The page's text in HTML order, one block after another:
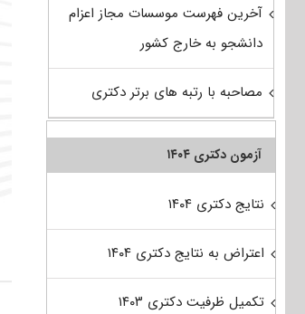
آخرین فهرست موسسات مجاز اعزام
دانشجو به خارج کشور
مصاحبه با رتبه های برتر دکتری
آزمون دکتری ۱۴۰۴
نتایج دکتری ۱۴۰۴
اعتراض به نتایج دکتری ۱۴۰۴
تکمیل ظرفیت دکتری ۱۴۰۳